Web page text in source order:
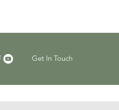
Get In Touch